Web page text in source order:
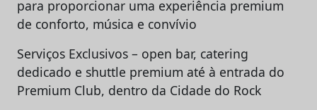
para proporcionar uma experiência premium
de conforto, música e convívio
Serviços Exclusivos – open bar, catering
dedicado e shuttle premium até à entrada do
Premium Club, dentro da Cidade do Rock